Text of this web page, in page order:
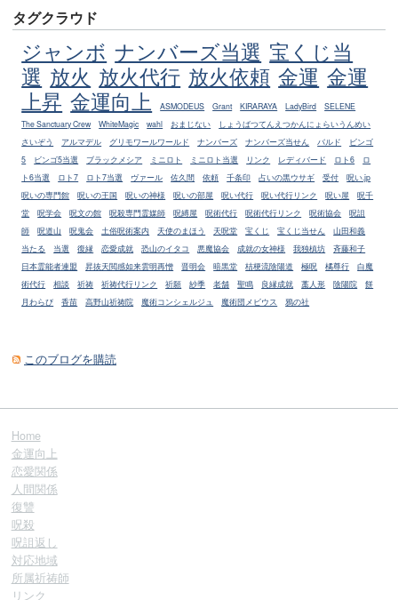
タグクラウド
ジャンボ ナンバーズ当選 宝くじ当
選 放火 放火代行 放火依頼 金運 金運
上昇 金運向上 ASMODEUS Grant KIRARAYA LadyBird
SELENE
The Sanctuary Crew
WhiteMagic wahl おまじない
しょうばつてんえつかんにょらいうんめい
さいぞう
アルマデル グリモワールワールド ナンバーズ ナンバーズ当せん バルド
ビンゴ
5
ビンゴ5当選 ブラックメシア ミニロト ミニロト当選 リンク レディバード ロト6
ロ
ト6当選
ロト7 ロト7当選 ヴァール 佐久間 依頼 千条印 占いの黒ウサギ 受付
呪い.jp
呪いの専門館
呪いの王国 呪いの神様 呪いの部屋 呪い代行 呪い代行リンク 呪い屋
呪千
堂
呪学会 呪文の館 呪殺専門霊媒師 呪縛屋 呪術代行 呪術代行リンク 呪術協会
呪詛
師
呪道山 呪鬼会 土俗呪術案内 天使のまほう 天呪堂 宝くじ 宝くじ当せん
山田和義
当たる
当選 復縁 恋愛成就 恐山のイタコ 悪魔協会 成就の女神様 我独槙坊
斉藤和子
日本霊能者連盟
昇抜天閲感如来雲明再憎 晋明会 暗黒堂 桔梗流陰陽道 極呪 橘尊行
白魔
術代行
相談 祈祷 祈祷代行リンク 祈願 紗季 老舗 聖鳴 良縁成就 藁人形 陰陽院
餅
月わらび
香苗 高野山祈祷院 魔術コンシェルジュ 魔術団メビウス 鴉の社
このブログを購読
Home
金運向上
恋愛関係
人間関係
復讐
呪殺
呪詛返し
対応地域
所属祈祷師
リンク